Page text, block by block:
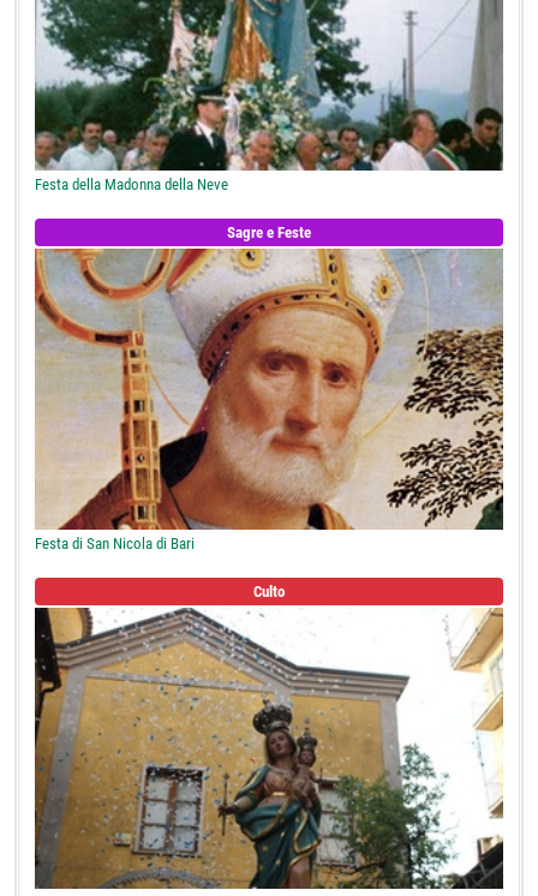
Festa della Madonna della Neve
Sagre e Feste
Festa di San Nicola di Bari
Culto